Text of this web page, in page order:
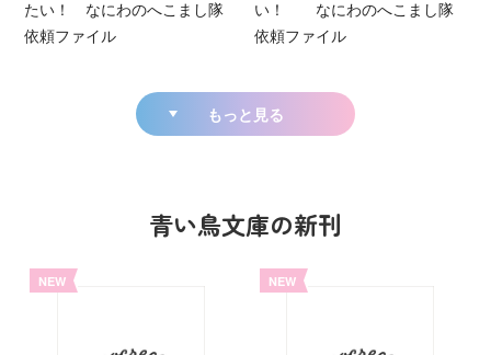
たい！ なにわのへこまし隊
依頼ファイル
い！ なにわのへこまし隊
依頼ファイル
もっと見る
青い鳥文庫の新刊
NEW NEW